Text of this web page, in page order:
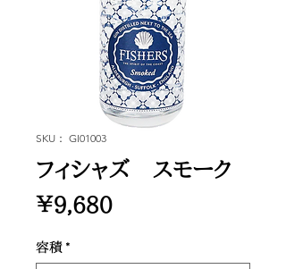
SKU： GI01003
フィシャズ スモーク
￥9,680価
容積 *